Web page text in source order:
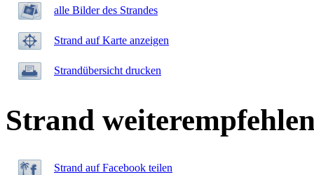
alle Bilder des Strandes
Strand auf Karte anzeigen
Strandübersicht drucken
Strand
Strand auf Facebook teilen